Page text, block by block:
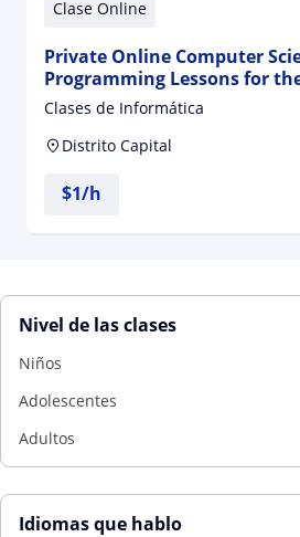
Clase Online
Private Online Computer
Programming Lessons for
levels
Clases de Informática
Distrito Capital
$1/h
Nivel de las clases
Niños
Adolescentes
Adultos
Idiomas que hablo